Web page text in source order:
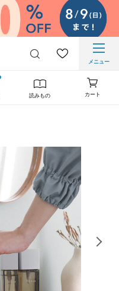
メニュー
読みもの カート